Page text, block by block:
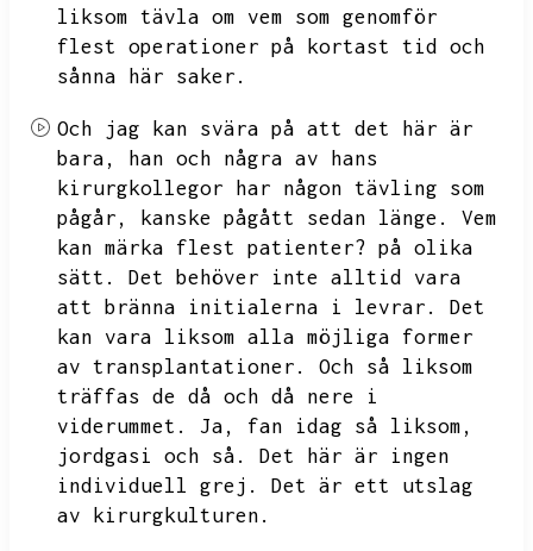
liksom tävla om vem som genomför
flest operationer på kortast tid och
sånna här saker.
Och jag kan svära på att det här är
bara,
han och några av hans
kirurgkollegor har någon tävling som
pågår,
kanske pågått sedan länge.
Vem
kan märka flest patienter? på olika
sätt.
Det behöver inte alltid vara
att bränna initialerna i levrar.
Det
kan vara liksom alla möjliga former
av transplantationer.
Och så liksom
träffas de då och då nere i
viderummet.
Ja,
fan idag så liksom,
jordgasi och så.
Det här är ingen
individuell grej.
Det är ett utslag
av kirurgkulturen.